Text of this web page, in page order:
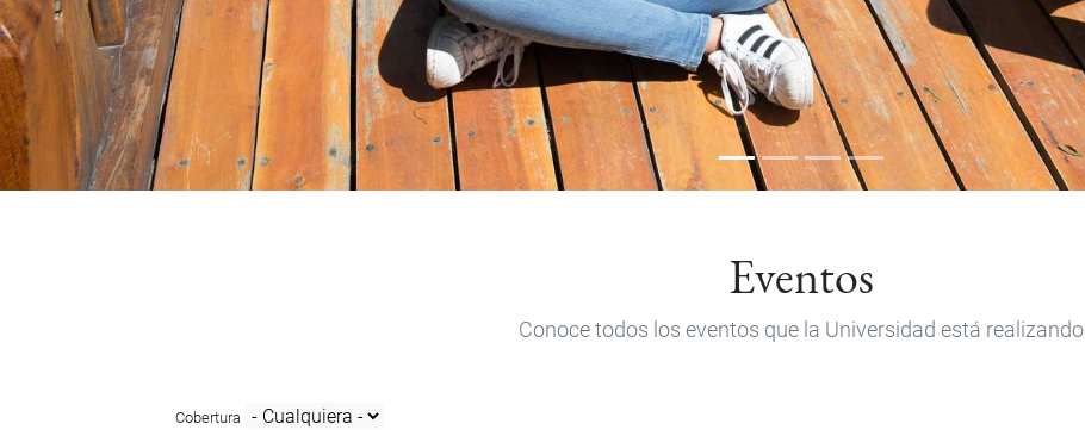
Eventos
Conoce todos los eventos que la Universidad está realizando
Cobertura